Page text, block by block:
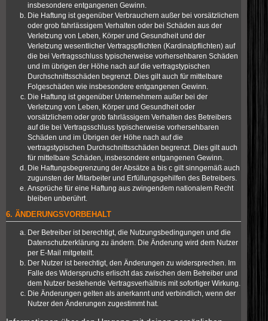
insbesondere entgangenen Gewinn.
Die Haftung ist gegenüber Verbrauchern außer bei vorsätzlichem
oder grob fahrlässigem Verhalten oder bei Schäden aus der
Verletzung von Leben, Körper und Gesundheit und der
Verletzung wesentlicher Vertragspflichten (Kardinalpflichten) auf
die bei Vertragsschluss typischerweise vorhersehbaren Schäden
und im übrigen der Höhe nach auf die vertragstypischen
Durchschnittsschäden begrenzt. Dies gilt auch für mittelbare
Folgeschäden wie insbesondere entgangenen Gewinn.
Die Haftung ist gegenüber Unternehmern außer bei der
Verletzung von Leben, Körper und Gesundheit oder
vorsätzlichem oder grob fahrlässigem Verhalten des Betreibers
auf die bei Vertragsschluss typischerweise vorhersehbaren
Schäden und im Übrigen der Höhe nach auf die
vertragstypischen Durchschnittsschäden begrenzt. Dies gilt auch
für mittelbare Schäden, insbesondere entgangenen Gewinn.
Die Haftungsbegrenzung der Absätze a bis c gilt sinngemäß auch
zugunsten der Mitarbeiter und Erfüllungsgehilfen des Betreibers.
Ansprüche für eine Haftung aus zwingendem nationalem Recht
bleiben unberührt.
6. ÄNDERUNGSVORBEHALT
Der Betreiber ist berechtigt, die Nutzungsbedingungen und die
Datenschutzerklärung zu ändern. Die Änderung wird dem Nutzer
per E-Mail mitgeteilt.
Der Nutzer ist berechtigt, den Änderungen zu widersprechen. Im
Falle des Widerspruchs erlischt das zwischen dem Betreiber und
dem Nutzer bestehende Vertragsverhältnis mit sofortiger Wirkung.
Die Änderungen gelten als anerkannt und verbindlich, wenn der
Nutzer den Änderungen zugestimmt hat.